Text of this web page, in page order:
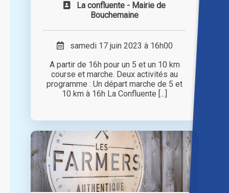
La confluente - Mairie de
Bouchemaine
samedi 17 juin 2023 à 16h00
A partir de 16h pour un 5 et un 10 km
course et marche. Deux activités au
programme : Un départ marche de 5 et
10 km à 16h La Confluente [...]